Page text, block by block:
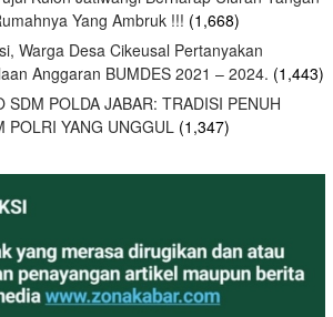
Yang Ambruk !!! (1,668)
Warga Desa Cikeusal Pertanyakan
Anggaran BUMDES 2021 – 2024. (1,443)
SDM POLDA JABAR: TRADISI PENUH
POLRI YANG UNGGUL (1,347)